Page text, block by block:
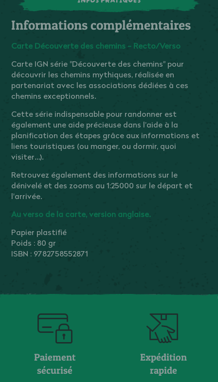
Informations complémentaires
Carte Découverte des chemins - Recto/Verso
Carte IGN série "Découverte des chemins" pour
découvrir les chemins mythiques, réalisée en
partenariat avec les associations dédiées à ces
chemins exceptionnels.
Cette série indispensable pour randonner est
également une aide précieuse dans l’aide à la
planification des étapes grâce aux informations et
liens touristiques (ou manger, ou dormir, quoi
visiter…).
Retrouvez également des informations sur le
dénivelé et des zooms au 1:25000 sur le départ et
l'arrivée.
Au verso de la carte, version anglaise.
Papier plastifié
Poids : 80 gr
ISBN : 9782758552871
Paiement
sécurisé
Expédition
rapide